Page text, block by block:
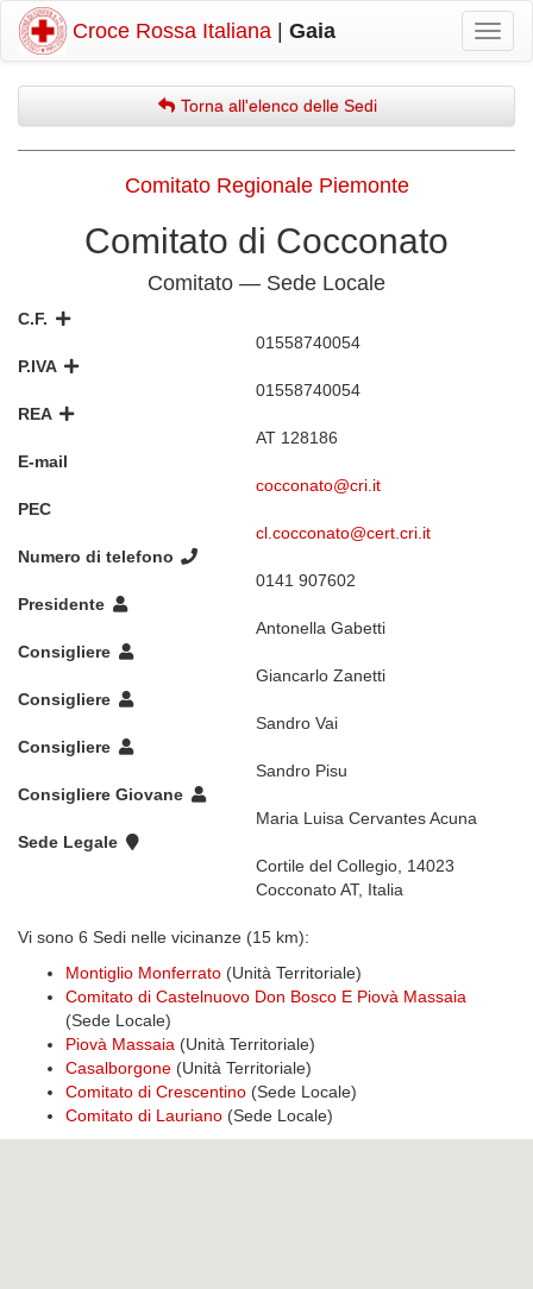
Croce Rossa Italiana Gaia
Torna all'elenco delle Sedi
Comitato Regionale Piemonte
Comitato di Cocconato
Comitato — Sede Locale
C.F.
01558740054
P.IVA
01558740054
REA
AT 128186
E-mail
cocconato@cri.it
PEC
cl.cocconato@cert.cri.it
Numero di telefono
0141 907602
Presidente
Antonella Gabetti
Consigliere
Giancarlo Zanetti
Consigliere
Sandro Vai
Consigliere
Sandro Pisu
Consigliere Giovane
Maria Luisa Cervantes Acuna
Sede Legale
Cortile del Collegio, 14023
Cocconato AT, Italia
Vi sono 6 Sedi nelle vicinanze (15 km):
Montiglio Monferrato (Unità Territoriale)
Comitato di Castelnuovo Don Bosco E Piovà Massaia
(Sede Locale)
Piovà Massaia (Unità Territoriale)
Casalborgone (Unità Territoriale)
Comitato di Crescentino (Sede Locale)
Comitato di Lauriano (Sede Locale)